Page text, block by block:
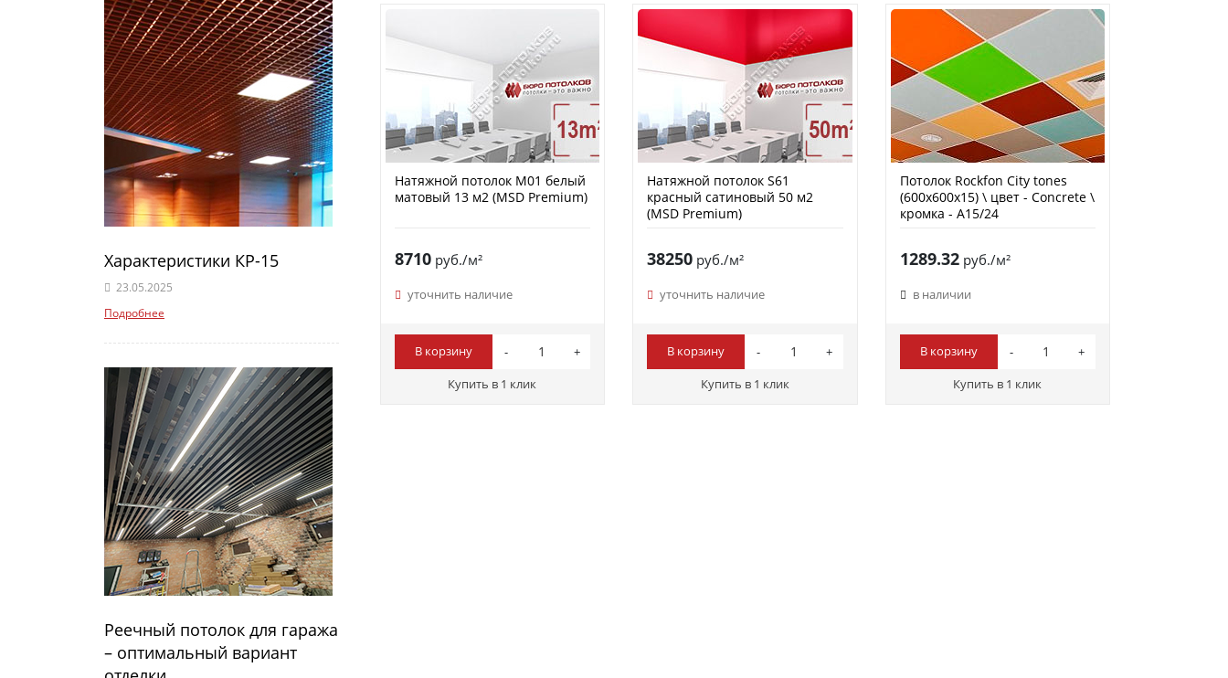
Характеристики КР-15
23.05.2025
Подробнее
Реечный потолок для гаража
– оптимальный вариант
Натяжной потолок M01 белый
матовый 13 м2 (MSD Premium)
8710руб./м²
уточнить наличие
В корзину
Купить в 1 клик
Натяжной потолок S61
красный сатиновый 50 м2
(MSD Premium)
38250 руб./м²
уточнить наличие
В корзину
Купить в 1 клик
Потолок Rockfon City tones
(600х600х15) \ цвет - Concrete \
кромка - A15/24
1289.32руб./м²
в наличии
В корзину
Купить в 1 клик